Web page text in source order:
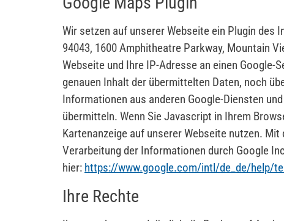
Wir setzen auf unserer Webseite ein Plugin des
94043, 1600 Amphitheatre Parkway, Mountain
Webseite und Ihre IP-Adresse an einen Google-
genauen Inhalt der übermittelten Daten, noch
Informationen aus anderen Google-Diensten
übermitteln. Wenn Sie Javascript in Ihrem
Kartenanzeige auf unserer Webseite nutzen.
Verarbeitung der Informationen durch Google
hier: https://www.google.com/intl/de_de/help/
Ihre Rechte